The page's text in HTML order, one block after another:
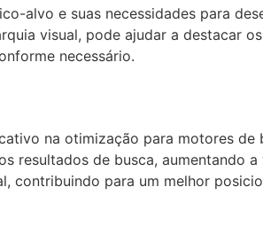
alvo e suas necessidades para
visual, pode ajudar a destacar
necessário.
na otimização para motores de
resultados de busca, aumentando
contribuindo para um melhor